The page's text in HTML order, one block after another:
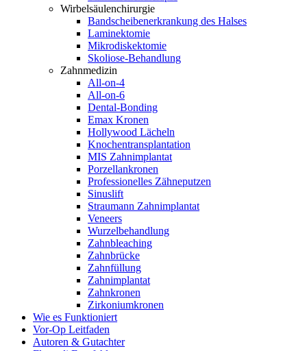
Wirbelsäulenchirurgie
Bandscheibenerkrankung des Halses
Laminektomie
Mikrodiskektomie
Skoliose-Behandlung
Zahnmedizin
All-on-4
All-on-6
Dental-Bonding
Emax Kronen
Hollywood Lächeln
Knochentransplantation
MIS Zahnimplantat
Porzellankronen
Professionelles Zähneputzen
Sinuslift
Straumann Zahnimplantat
Veneers
Wurzelbehandlung
Zahnbleaching
Zahnbrücke
Zahnfüllung
Zahnimplantat
Zahnkronen
Zirkoniumkronen
Wie es Funktioniert
Vor-Op Leitfaden
Autoren & Gutachter